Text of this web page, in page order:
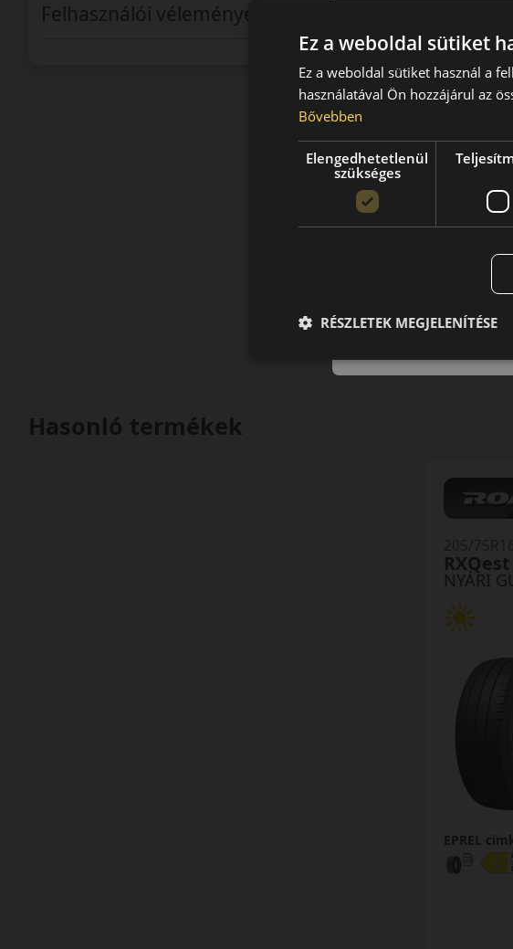
Felhasználói vélemények
Hasonló termékek
NYÁRI
EPREL
Ez a weboldal sütiket
Ez a weboldal sütiket használ a
használatával Ön hozzájárul az
Bővebben
Elengedhetetlenül
szükséges
RÉSZLETEK MEGJELENÍTÉSE